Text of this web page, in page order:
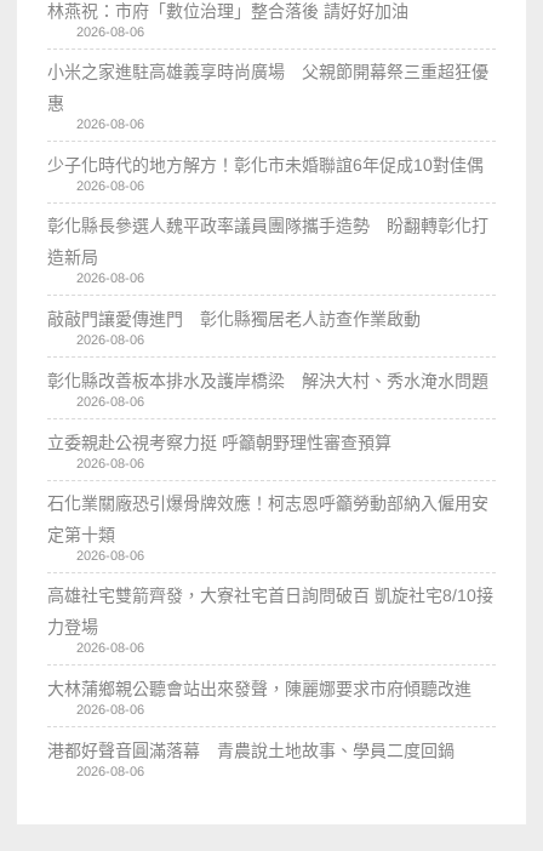
林燕祝：市府「數位治理」整合落後 請好好加油
2026-08-06
小米之家進駐高雄義享時尚廣場 父親節開幕祭三重超狂優
惠
2026-08-06
少子化時代的地方解方！彰化市未婚聯誼6年促成10對佳偶
2026-08-06
彰化縣長參選人魏平政率議員團隊攜手造勢 盼翻轉彰化打
造新局
2026-08-06
敲敲門讓愛傳進門 彰化縣獨居老人訪查作業啟動
2026-08-06
彰化縣改善板本排水及護岸橋梁 解決大村、秀水淹水問題
2026-08-06
立委親赴公視考察力挺 呼籲朝野理性審查預算
2026-08-06
石化業關廠恐引爆骨牌效應！柯志恩呼籲勞動部納入僱用安
定第十類
2026-08-06
高雄社宅雙箭齊發，大寮社宅首日詢問破百 凱旋社宅8/10接
力登場
2026-08-06
大林蒲鄉親公聽會站出來發聲，陳麗娜要求市府傾聽改進
2026-08-06
港都好聲音圓滿落幕 青農說土地故事、學員二度回鍋
2026-08-06